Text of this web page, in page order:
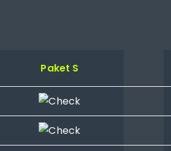
Paket S